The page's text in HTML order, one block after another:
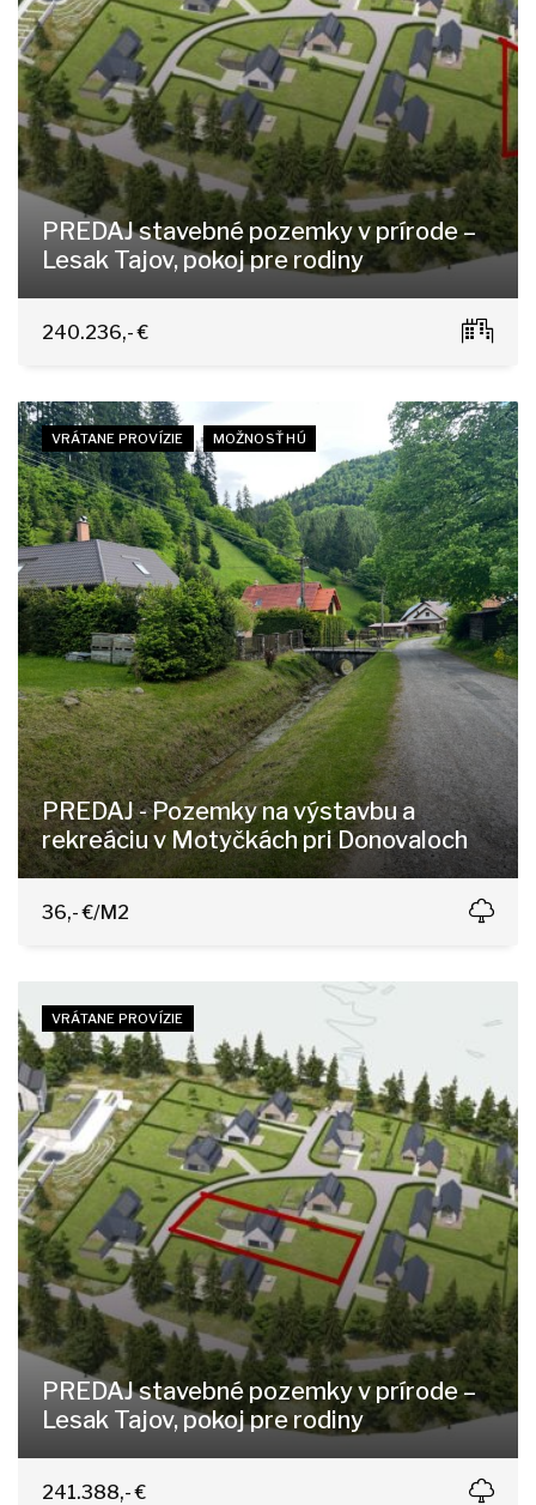
PREDAJ stavebné pozemky v prírode –
Lesak Tajov, pokoj pre rodiny
Tajov
240.236,- €
VRÁTANE PROVÍZIE MOŽNOSŤ HÚ
PREDAJ - Pozemky na výstavbu a
rekreáciu v Motyčkách pri Donovaloch
Motyčky, Banská Bystrica
36,- €/M2
VRÁTANE PROVÍZIE
PREDAJ stavebné pozemky v prírode –
Lesak Tajov, pokoj pre rodiny
Tajov
241.388,- €